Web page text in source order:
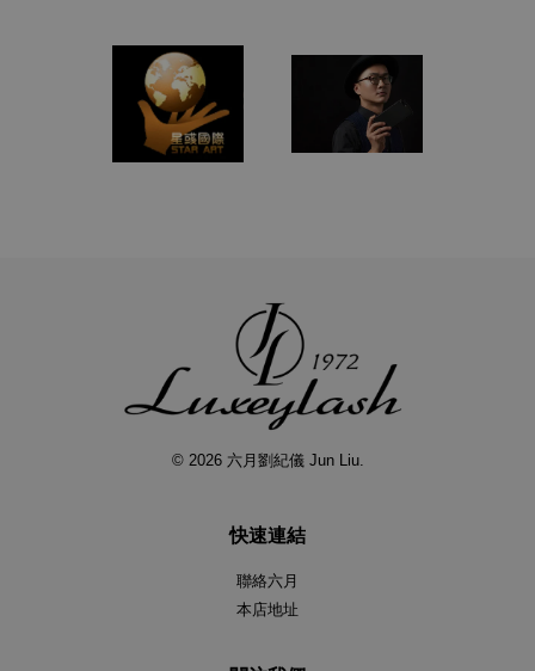
© 2026 六月劉紀儀 Jun Liu.
快速連結
聯絡六月
本店地址